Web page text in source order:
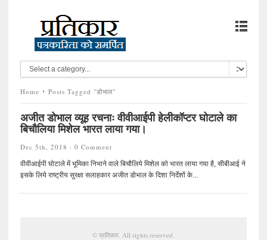
Home Posts Tagged "डोभाल"
अजीत डोभाल व्यूह रचनाः वीवीआईपी हेलीकॉप्टर घोटाले का
बिचौलिया मिशेल भारत लाया गया।
Dec 5th, 2018 · 0 Comment
वीवीआईपी घोटाले में भूमिका निभाने वाले बिचौलिये मिशेल को भारत लाया गया है, सीबीआई ने
इसके लिये राष्ट्रीय सुरक्षा सलाहकार अजीत डोभाल के दिशा निर्देशों के...
© प्रतिकार. All rights reserved.